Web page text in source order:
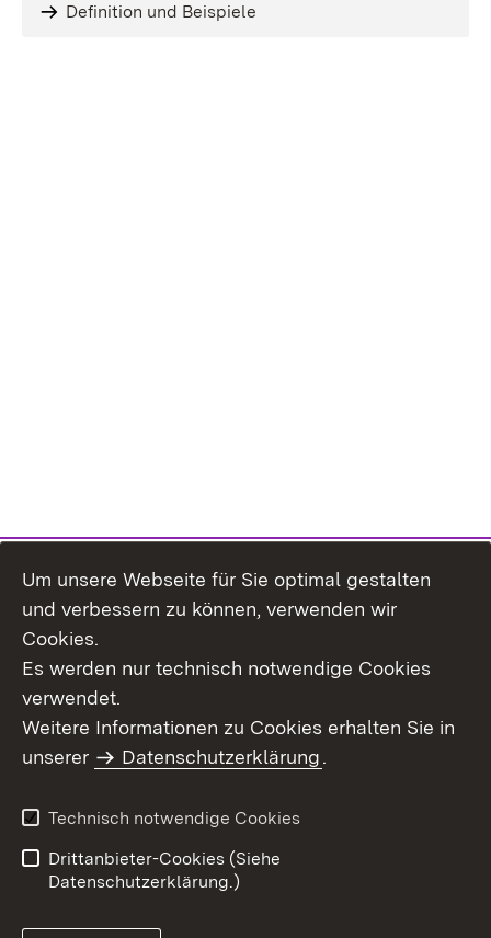
Definition und Beispiele
Themenübersicht
Barrierefreiheit
Um unsere Webseite für Sie optimal gestalten
und verbessern zu können, verwenden wir
Cookies.
Es werden nur technisch notwendige Cookies
verwendet.
Weitere Informationen zu Cookies erhalten Sie in
unserer
Datenschutzerklärung.
Technisch notwendige Cookies
Drittanbieter-Cookies (Siehe
Datenschutzerklärung.)